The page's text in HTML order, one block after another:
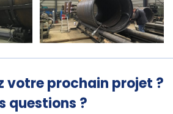
votre prochain projet ?
questions ?